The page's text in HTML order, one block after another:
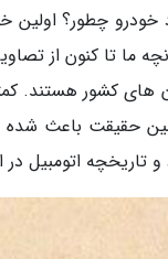
چطور؟ اولین
ما تا کنون از
های کشور هستند.
حقیقت باعث
و تاریخچه اتومبیل